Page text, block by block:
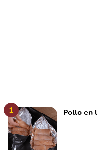
1 Pollo en